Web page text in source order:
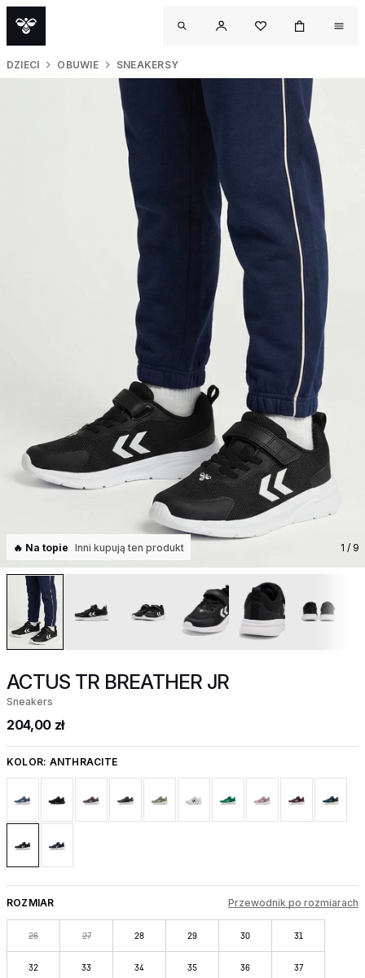
DZIECI OBUWIE SNEAKERSY
🔥 Na topie Inni kupują ten produkt 1 / 9
ACTUS TR BREATHER JR
Sneakers
204,00 zł
KOLOR: ANTHRACITE
ROZMIAR Przewodnik po rozmiarach
26 27 28 29 30 31
32 33 34 35 36 37